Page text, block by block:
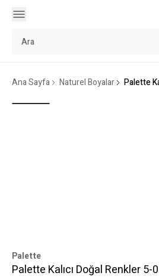
Ana Sayfa Naturel Boyalar Palette
Palette
Palette Kalıcı Doğal Renkler 5-